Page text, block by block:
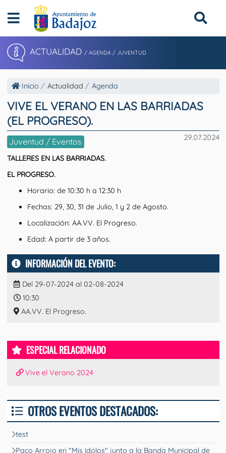
ACTUALIDAD / AGENDA / JUVENTUD
Inicio Actualidad Agenda
VIVE EL VERANO EN LAS BARRIADAS
(EL PROGRESO).
29.07.2024
Juventud / Eventos
TALLERES EN LAS BARRIADAS.
EL PROGRESO.
Horario: de 10:30 h a 12:30 h
Fechas: 29, 30, 31 de Julio, 1 y 2 de Agosto.
Localización: AA.VV. El Progreso.
Edad: A partir de 3 años.
INFORMACIÓN DEL EVENTO:
Del 29-07-2024 al 02-08-2024
10:30
AA.VV. El Progreso.
ESPECIAL RELACIONADO
Vive el Verano 2024
OTROS EVENTOS DESTACADOS:
test
Paco Arrojo en "Mis ídolos" junto a la Banda Municipal de